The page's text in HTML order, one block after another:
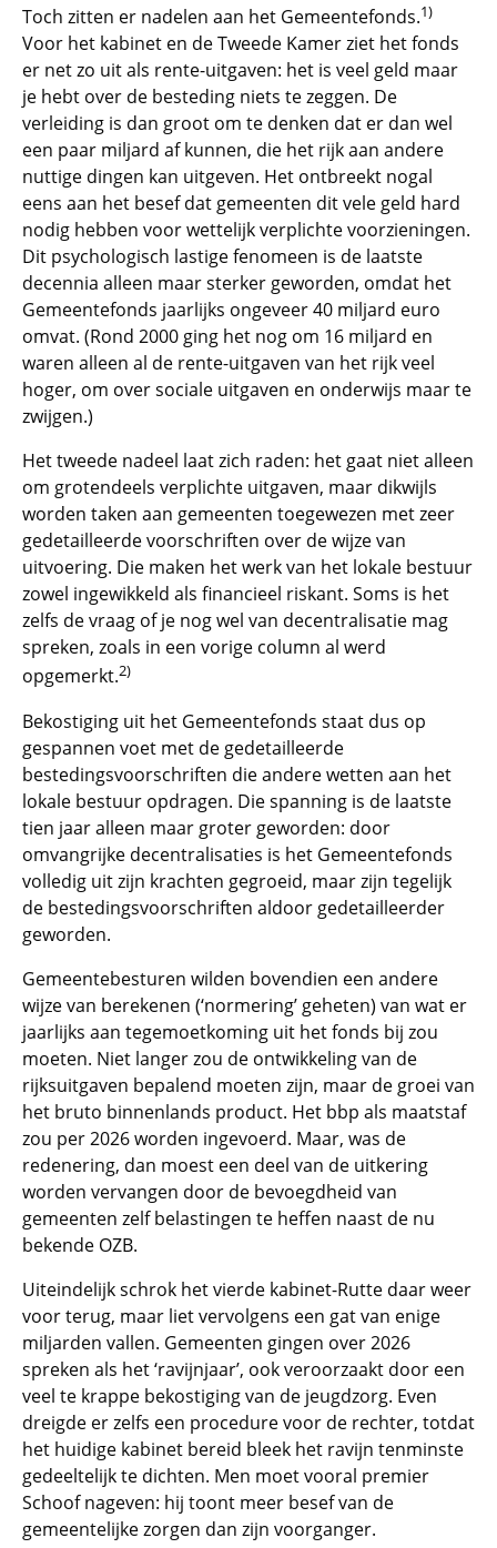
Toch zitten er nadelen aan het Gemeentefonds.1)
Voor het kabinet en de Tweede Kamer ziet het fonds
er net zo uit als rente-uitgaven: het is veel geld maar
je hebt over de besteding niets te zeggen. De
verleiding is dan groot om te denken dat er dan wel
een paar miljard af kunnen, die het rijk aan andere
nuttige dingen kan uitgeven. Het ontbreekt nogal
eens aan het besef dat gemeenten dit vele geld hard
nodig hebben voor wettelijk verplichte voorzieningen.
Dit psychologisch lastige fenomeen is de laatste
decennia alleen maar sterker geworden, omdat het
Gemeentefonds jaarlijks ongeveer 40 miljard euro
omvat. (Rond 2000 ging het nog om 16 miljard en
waren alleen al de rente-uitgaven van het rijk veel
hoger, om over sociale uitgaven en onderwijs maar te
zwijgen.)
Het tweede nadeel laat zich raden: het gaat niet alleen
om grotendeels verplichte uitgaven, maar dikwijls
worden taken aan gemeenten toegewezen met zeer
gedetailleerde voorschriften over de wijze van
uitvoering. Die maken het werk van het lokale bestuur
zowel ingewikkeld als financieel riskant. Soms is het
zelfs de vraag of je nog wel van decentralisatie mag
spreken, zoals in een vorige column al werd
opgemerkt.2)
Bekostiging uit het Gemeentefonds staat dus op
gespannen voet met de gedetailleerde
bestedingsvoorschriften die andere wetten aan het
lokale bestuur opdragen. Die spanning is de laatste
tien jaar alleen maar groter geworden: door
omvangrijke decentralisaties is het Gemeentefonds
volledig uit zijn krachten gegroeid, maar zijn tegelijk
de bestedingsvoorschriften aldoor gedetailleerder
geworden.
Gemeentebesturen wilden bovendien een andere
wijze van berekenen (‘normering’ geheten) van wat er
jaarlijks aan tegemoetkoming uit het fonds bij zou
moeten. Niet langer zou de ontwikkeling van de
rijksuitgaven bepalend moeten zijn, maar de groei van
het bruto binnenlands product. Het bbp als maatstaf
zou per 2026 worden ingevoerd. Maar, was de
redenering, dan moest een deel van de uitkering
worden vervangen door de bevoegdheid van
gemeenten zelf belastingen te heffen naast de nu
bekende OZB.
Uiteindelijk schrok het vierde kabinet-Rutte daar weer
voor terug, maar liet vervolgens een gat van enige
miljarden vallen. Gemeenten gingen over 2026
spreken als het ‘ravijnjaar’, ook veroorzaakt door een
veel te krappe bekostiging van de jeugdzorg. Even
dreigde er zelfs een procedure voor de rechter, totdat
het huidige kabinet bereid bleek het ravijn tenminste
gedeeltelijk te dichten. Men moet vooral premier
Schoof nageven: hij toont meer besef van de
gemeentelijke zorgen dan zijn voorganger.